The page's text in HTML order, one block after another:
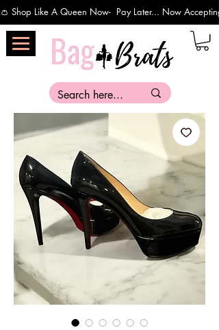
👛 Shop Like A Queen Now-  Pay Later... Now